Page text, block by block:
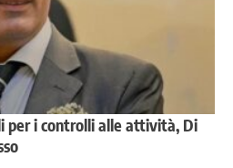
per i controlli alle attività, Di